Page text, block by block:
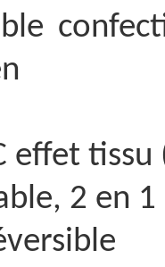
effet
2 en